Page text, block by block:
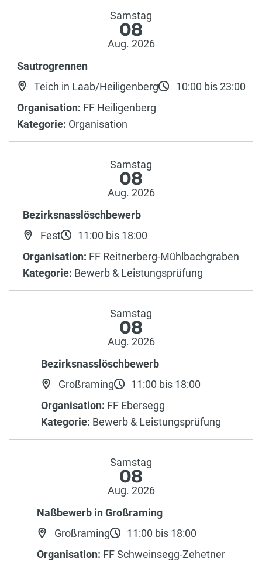
Samstag
08
Aug. 2026
Sautrogrennen
Teich in Laab/Heiligenberg
10:00 bis 23:00
Organisation: FF Heiligenberg
Kategorie: Organisation
Samstag
08
Aug. 2026
Bezirksnasslöschbewerb
Fest
11:00 bis 18:00
Organisation: FF Reitnerberg-Mühlbachgraben
Kategorie: Bewerb & Leistungsprüfung
Samstag
08
Aug. 2026
Bezirksnasslöschbewerb
Großraming
11:00 bis 18:00
Organisation: FF Ebersegg
Kategorie: Bewerb & Leistungsprüfung
Samstag
08
Aug. 2026
Naßbewerb in Großraming
Großraming
11:00 bis 18:00
Organisation: FF Schweinsegg-Zehetner